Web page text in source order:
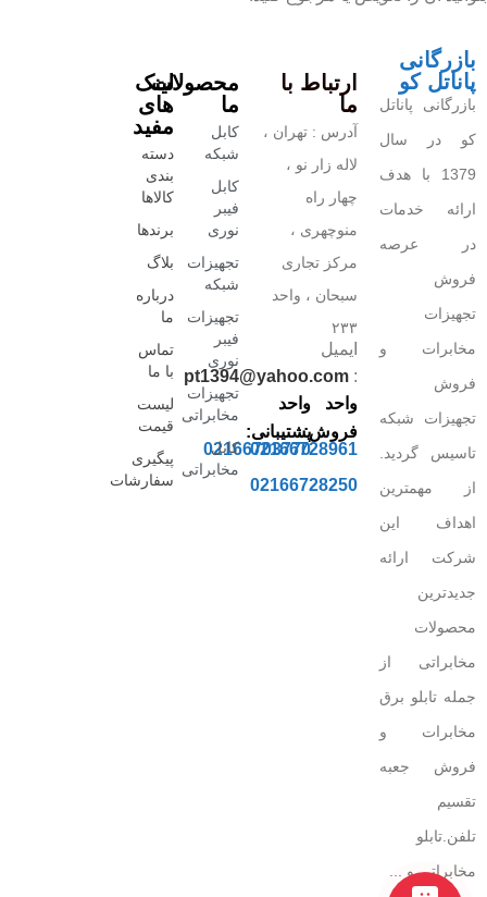
بازرگانی
پاناتل کو
بازرگانی پاناتل
کو در سال
1379 با هدف
ارائه خدمات
در عرصه
فروش
تجهیزات
مخابرات و
فروش
تجهیزات شبکه
تاسیس گردید.
از مهمترین
اهداف این
شرکت ارائه
جدیدترین
محصولات
مخابراتی از
جمله تابلو برق
مخابرات و
فروش جعبه
تقسیم
تلفن.تابلو
مخابراتی و ...
ارتباط با
ما
آدرس : تهران ،
لاله زار نو ،
چهار راه
منوچهری ،
مرکز تجاری
سبحان ، واحد
۲۳۳
ایمیل
:
pt1394@yahoo.com
واحد
فروش:
02166728961
02166728250
واحد
پشتیبانی:
02166703770
محصولات
ما
کابل
شبکه
کابل
فیبر
نوری
تجهیزات
شبکه
تجهیزات
فیبر
نوری
تجهیزات
مخابراتی
کابل
مخابراتی
لینک
های
مفید
دسته
بندی
کالاها
برندها
بلاگ
درباره
ما
تماس
با ما
لیست
قیمت
پیگیری
سفارشات